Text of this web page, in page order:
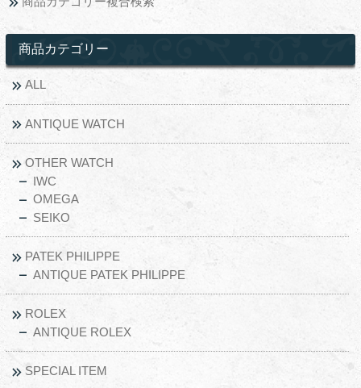
商品カテゴリー
ALL
ANTIQUE WATCH
OTHER WATCH
IWC
OMEGA
SEIKO
PATEK PHILIPPE
ANTIQUE PATEK PHILIPPE
ROLEX
ANTIQUE ROLEX
SPECIAL ITEM